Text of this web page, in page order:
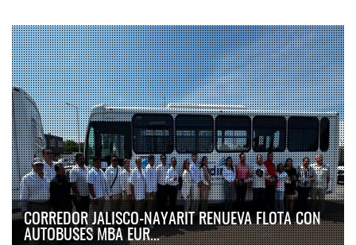
CORREDOR JALISCO-NAYARIT RENUEVA FLOTA CON
AUTOBUSES MBA EUR...